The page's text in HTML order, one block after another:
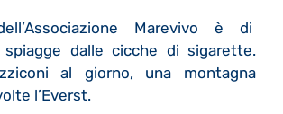
Marevivo è di
dalle cicche di sigarette.
al giorno, una montagna
l’Everst.